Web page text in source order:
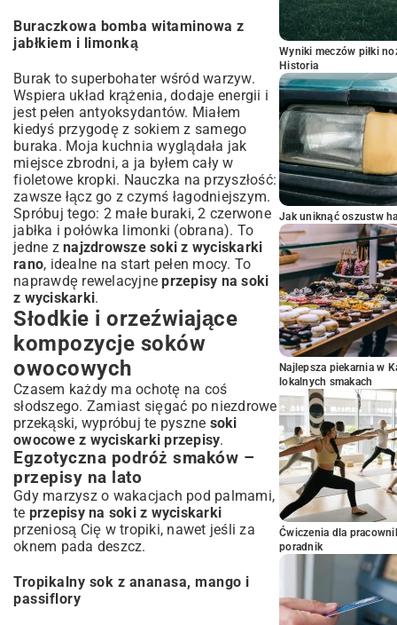
Buraczkowa bomba witaminowa z
jabłkiem i limonką
Burak to superbohater wśród warzyw.
Wspiera układ krążenia, dodaje energii i
jest pełen antyoksydantów. Miałem
kiedyś przygodę z sokiem z samego
buraka. Moja kuchnia wyglądała jak
miejsce zbrodni, a ja byłem cały w
fioletowe kropki. Nauczka na przyszłość:
zawsze łącz go z czymś łagodniejszym.
Spróbuj tego: 2 małe buraki, 2 czerwone
jabłka i połówka limonki (obrana). To
jedne z najzdrowsze soki z wyciskarki
rano, idealne na start pełen mocy. To
naprawdę rewelacyjneprzepisy na soki
z wyciskarki.
Słodkie i orzeźwiające
kompozycje soków
owocowych
Czasem każdy ma ochotę na coś
słodszego. Zamiast sięgać po niezdrowe
przekąski, wypróbuj te pyszne soki
owocowe z wyciskarki przepisy.
Egzotyczna podróż smaków –
przepisy na lato
Gdy marzysz o wakacjach pod palmami,
te przepisy na soki z wyciskarki
przeniosą Cię w tropiki, nawet jeśli za
oknem pada deszcz.
Tropikalny sok z ananasa, mango i
passiflory
Wyniki meczów piłki
Historia
Jak uniknąć oszustw
Najlepsza piekarnia w
lokalnych smakach
Ćwiczenia dla
poradnik